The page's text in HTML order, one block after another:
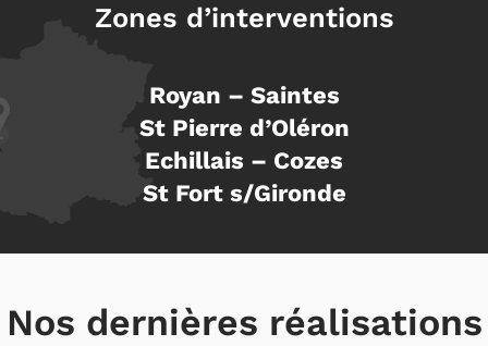
Zones d’interventions
Royan – Saintes
St Pierre d’Oléron
Echillais – Cozes
St Fort s/Gironde
Nos dernières réalisations